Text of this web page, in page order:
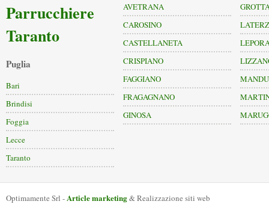
Parrucchiere
Taranto
Puglia
Bari
Brindisi
Foggia
Lecce
Taranto
AVETRANA
CAROSINO
CASTELLANETA
CRISPIANO
FAGGIANO
FRAGAGNANO
GINOSA
Optimamente Srl - Article marketing& Realizzazione siti web